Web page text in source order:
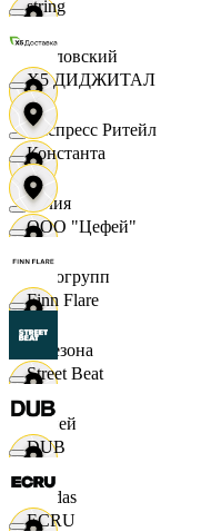
Чкаловский
Экспресс Ритейл
Юлия
Яркогрупп
4 Сезона
7 дней
Adidas
string
X5 ДИДЖИТАЛ
Константа
ООО "Цефей"
Finn Flare
Street Beat
DUB
ECRU